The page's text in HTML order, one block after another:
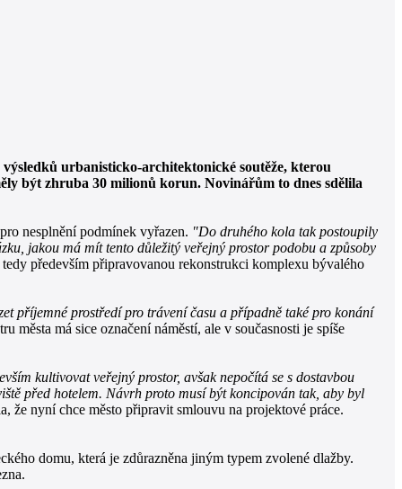
urbanisticko-architektonické soutěže, kterou
být zhruba 30 milionů korun. Novinářům to dnes sdělila
nesplnění podmínek vyřazen. "Do druhého kola tak postoupily
jakou má mít tento důležitý veřejný prostor podobu a způsoby
především připravovanou rekonstrukci komplexu bývalého
příjemné prostředí pro trávení času a případně také pro konání
města má sice označení náměstí, ale v současnosti je spíše
kultivovat veřejný prostor, avšak nepočítá se s dostavbou
před hotelem. Návrh proto musí být koncipován tak, aby byl
nyní chce město připravit smlouvu na projektové práce.
domu, která je zdůrazněna jiným typem zvolené dlažby.